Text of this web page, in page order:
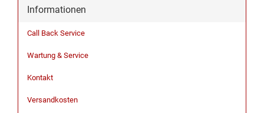
Informationen
Call Back Service
Wartung & Service
Kontakt
Versandkosten